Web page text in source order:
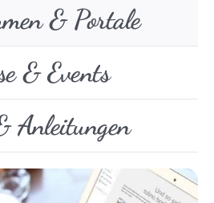
& Portale
& Events
Anleitungen